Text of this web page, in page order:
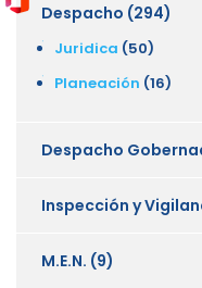
Despacho (294)
Juridica (50)
Planeación (16)
Despacho
Inspección y
M.E.N. (9)